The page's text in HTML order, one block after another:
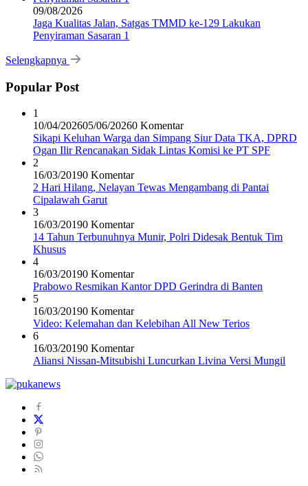
09/08/2026
Jaga Kualitas Jalan, Satgas TMMD ke-129 Lakukan
Penyiraman Sasaran 1
Selengkapnya
Popular Post
1
10/04/202605/06/20260 Komentar
Sikapi Keluhan Warga dan Simpang Siur Data TKA, DPRD
Ogan Ilir Rencanakan Sidak Lintas Komisi ke PT SPF
2
16/03/20190 Komentar
2 Hari Hilang, Nelayan Tewas Mengambang di Pantai
Cipalawah Garut
3
16/03/20190 Komentar
14 Tahun Terbunuhnya Munir, Polri Didesak Bentuk Tim
Khusus
4
16/03/20190 Komentar
Prabowo Resmikan Kantor DPD Gerindra di Banten
5
16/03/20190 Komentar
Video: Kelemahan dan Kelebihan All New Terios
6
16/03/20190 Komentar
Aliansi Nissan-Mitsubishi Luncurkan Livina Versi Mungil